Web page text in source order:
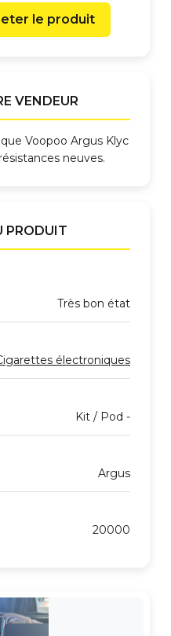
le produit
VENDEUR
Voopoo Argus Klyc
neuves.
PRODUIT
Très bon état
électroniques
Kit / Pod -
Argus
20000